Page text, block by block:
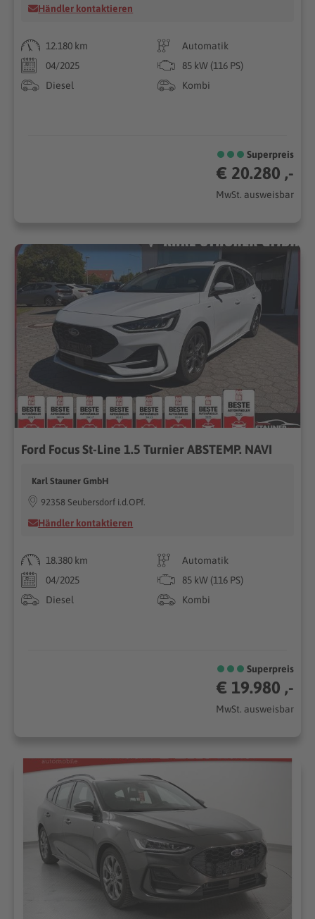
Händler kontaktieren
12.180 km
Automatik
04/2025
85 kW (116 PS)
Diesel
Kombi
Superpreis
€ 20.280 ,-
MwSt. ausweisbar
Ford Focus St-Line 1.5 Turnier ABSTEMP. NAVI
Karl Stauner GmbH
92358 Seubersdorf i.d.OPf.
Händler kontaktieren
18.380 km
Automatik
04/2025
85 kW (116 PS)
Diesel
Kombi
Superpreis
€ 19.980 ,-
MwSt. ausweisbar